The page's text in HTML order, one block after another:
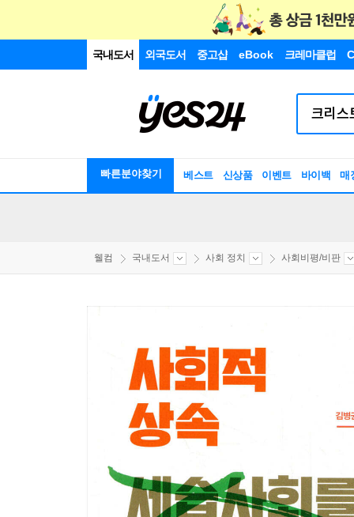
국내도서 외국도서 중고샵 eBook 크레마클럽
빠른분야찾기 베스트 신상품 이벤트 바이백 매
웰컴 국내도서 사회 정치 사회비평/비판